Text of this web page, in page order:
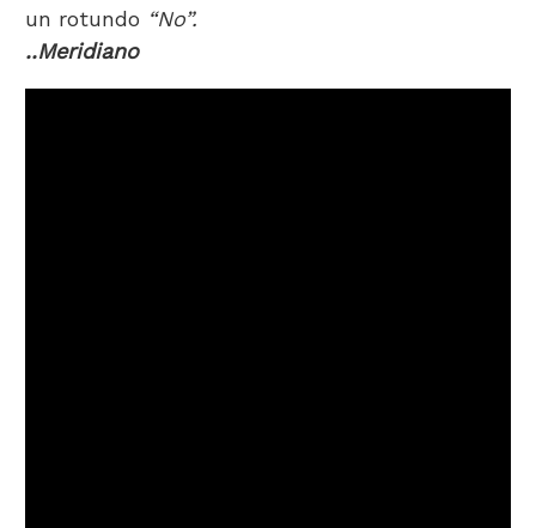
un rotundo “No”.
..Meridiano